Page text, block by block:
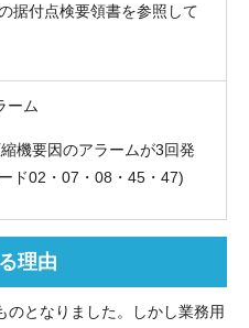
据付点検要領書を参照して
ーム
機要因のアラームが3回発
ド02・07・08・45・47)
理由
となりました。しかし業務用